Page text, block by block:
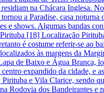
na Chácara Inglesa.
a Paradise, casa
e shows. Algumas bandas
[18] Localização
é costume referir-se ao
às margens da
de Baixo e Água Branca,
expandido da cidade,
e Vila Clarice, sendo
Rodovia dos Bandeirantes